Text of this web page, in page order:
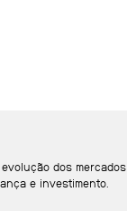
dos mercados
e investimento.